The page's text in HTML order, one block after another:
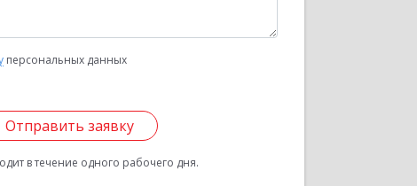
персональных данных
Отправить заявку
в течение одного рабочего дня.